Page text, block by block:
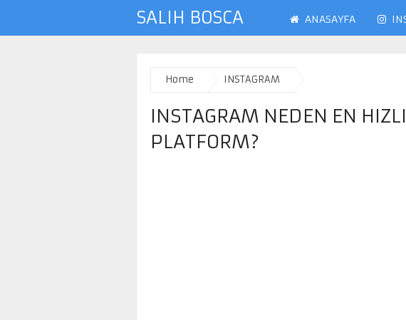
SALIH BOSCA ANASAYFA
Home INSTAGRAM
INSTAGRAM NEDEN EN
PLATFORM?